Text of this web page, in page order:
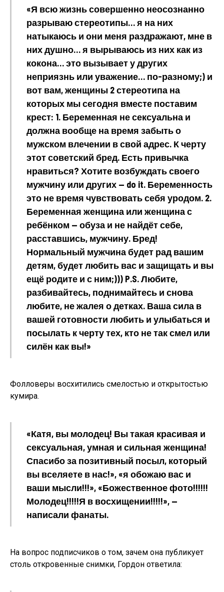
«Я всю жизнь совершенно неосознанно
разрываю стереотипы… я на них
натыкаюсь и они меня раздражают, мне в
них душно… я вырываюсь из них как из
кокона… это вызывает у других
неприязнь или уважение… по-разному;) и
вот вам, женщины 2 стереотипа на
которых мы сегодня вместе поставим
крест: 1. Беременная не сексуальна и
должна вообще на время забыть о
мужском влечении в свой адрес. К черту
этот советский бред. Есть привычка
нравиться? Хотите возбуждать своего
мужчину или других — do it. Беременность
это не время чувствовать себя уродом. 2.
Беременная женщина или женщина с
ребёнком — обуза и не найдёт себе,
расставшись, мужчину. Бред!
Нормальный мужчина будет рад вашим
детям, будет любить вас и защищать и вы
ещё родите и с ним;))) P.S. Любите,
разбивайтесь, поднимайтесь и снова
любите, не жалея о детках. Ваша сила в
вашей готовности любить и улыбаться и
посылать к черту тех, кто не так смел или
силён как вы!»
Фолловеры восхитились смелостью и открытостью
кумира.
«Катя, вы молодец! Вы такая красивая и
сексуальная, умная и сильная женщина!
Спасибо за позитивный посыл, который
вы вселяете в нас!», «я обожаю вас и
ваши мысли!!!», «Божественное фото!!!!!!
Молодец!!!!!Я в восхищении!!!!!», —
написали фанаты.
На вопрос подписчиков о том, зачем она публикует
столь откровенные снимки, Гордон ответила: